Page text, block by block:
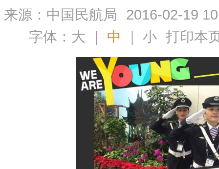
来源：中国民航局
2016-02-19
字体： 大 ｜ 中 ｜小 打印本
式